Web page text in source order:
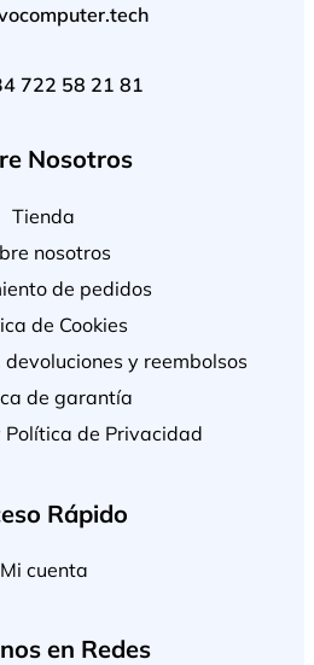
722 58 21 81
Nosotros
Tienda
nosotros
de pedidos
de Cookies
y reembolsos
de garantía
Política de Privacidad
Rápido
Mi cuenta
en Redes